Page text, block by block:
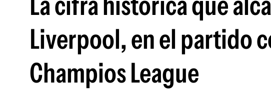
Liverpool, en el partido
Champios League